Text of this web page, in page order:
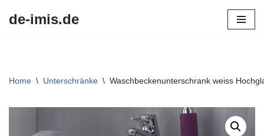
de-imis.de
Home \ Unterschränke \ Waschbeckenunterschrank weiss